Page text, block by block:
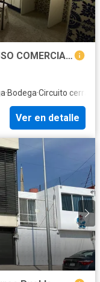
CASA EN RENTA PARA OFICINAS USO COMERCIAL EL MIRADOR PUEBLA, PUE. POR PARQUE ECOLÓGICO ZONA PLAZA DORADA
·Bodega·Circuito
Ver en detalle